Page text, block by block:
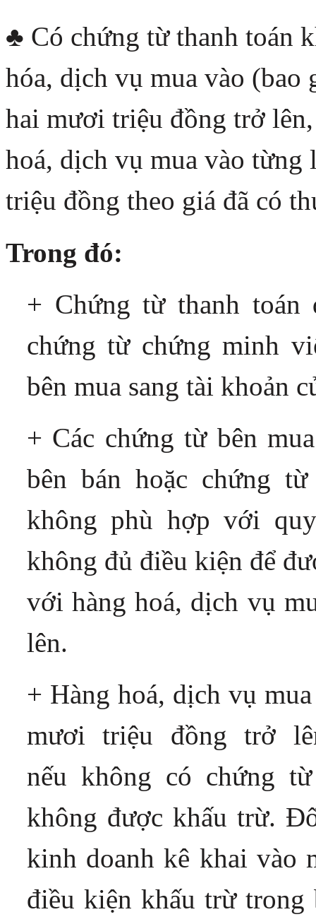
♣ Có chứng từ thanh toán
hóa, dịch vụ mua vào (bao
hai mươi triệu đồng trở
hoá, dịch vụ mua vào
triệu đồng theo giá đã có
Trong đó:
+ Chứng từ thanh toán
chứng từ chứng minh
bên mua sang tài khoản
+ Các chứng từ bên
bên bán hoặc chứng
không phù hợp với
không đủ điều kiện để
với hàng hoá, dịch vụ
lên.
+ Hàng hoá, dịch vụ
mươi triệu đồng trở
nếu không có chứng
không được khấu trừ.
kinh doanh kê khai vào
điều kiện khấu trừ trong